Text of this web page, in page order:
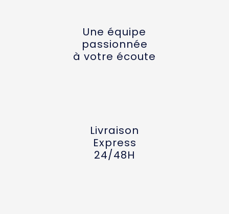
Une équipe
passionnée
à votre écoute
Livraison
Express
24/48H